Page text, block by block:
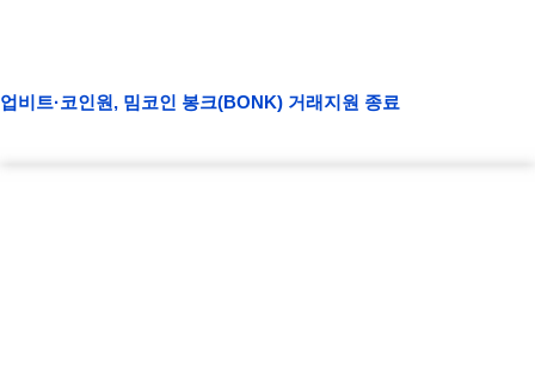
업비트·코인원, 밈코인 봉크(BONK) 거래지원 종료